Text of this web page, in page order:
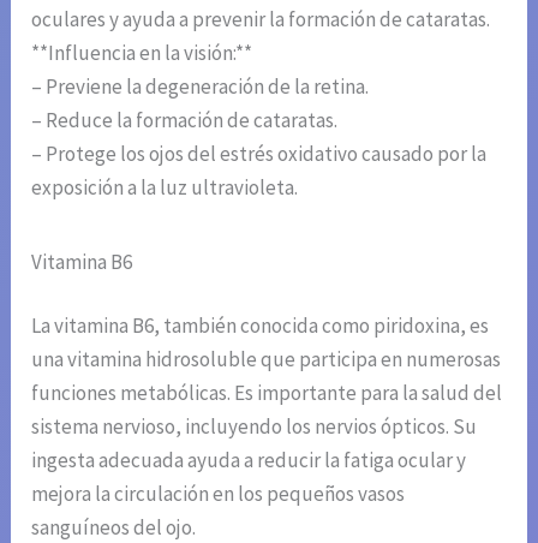
oculares y ayuda a prevenir la formación de cataratas.
**Influencia en la visión:**
– Previene la degeneración de la retina.
– Reduce la formación de cataratas.
– Protege los ojos del estrés oxidativo causado por la
exposición a la luz ultravioleta.
Vitamina B6
La vitamina B6, también conocida como piridoxina, es
una vitamina hidrosoluble que participa en numerosas
funciones metabólicas. Es importante para la salud del
sistema nervioso, incluyendo los nervios ópticos. Su
ingesta adecuada ayuda a reducir la fatiga ocular y
mejora la circulación en los pequeños vasos
sanguíneos del ojo.